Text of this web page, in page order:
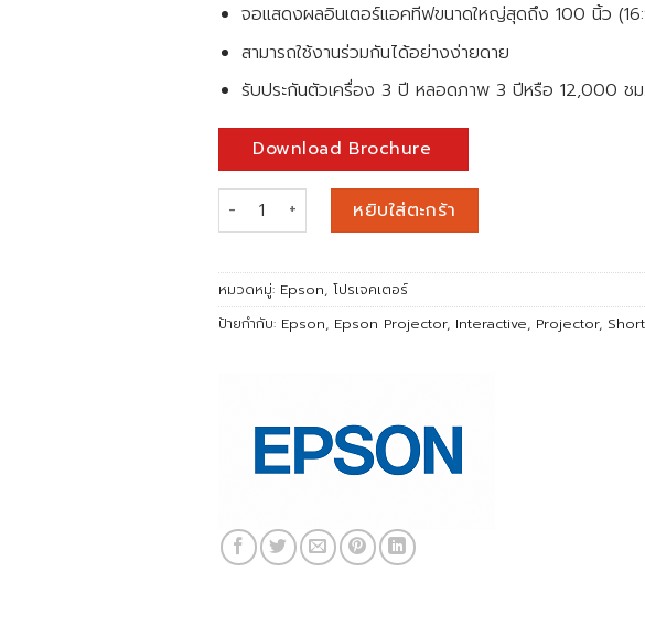
จอแสดงผลอินเตอร์แอคทีฟขนาดใหญ่สุดถึง 100 นิ้ว
สามารถใช้งานร่วมกันได้อย่างง่ายดาย
รับประกันตัวเครื่อง 3 ปี หลอดภาพ 3 ปีหรือ 12,000 ชม.
Download Brochure
จำนวน Epson EB-770Fi Full HD 1080P 3LCD Laser
หยิบใส่ตะกร้า
หมวดหมู่: Epson, โปรเจคเตอร์
ป้ายกำกับ: Epson, Epson Projector, Interactive, Projector,